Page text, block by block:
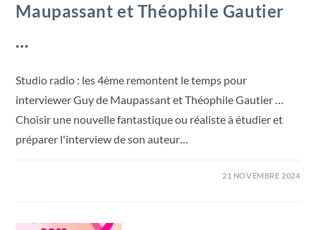
Maupassant et Théophile Gautier
…
Studio radio : les 4ème remontent le temps pour
interviewer Guy de Maupassant et Théophile Gautier …
Choisir une nouvelle fantastique ou réaliste à étudier et
préparer l'interview de son auteur…
21 NOVEMBRE 2024